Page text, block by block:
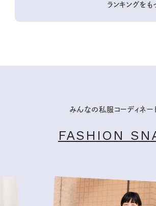
ランキングをも
みんなの私服コーディネー
FASHION